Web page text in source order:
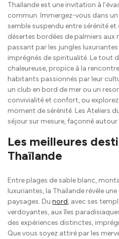
Thaïlande est une invitation à
commun. Immergez-vous dans
semble suspendu entre sérénité
désertes bordées de palmiers
passant par les jungles
imprégnés de spiritualité. Le tout
chaleureuse, propice à la
habitants passionnés par leur
un club en bord de mer ou un
convivialité et confort, ou
moment de sérénité. Les Ateliers
séjour sur mesure, façonné autour
Les meilleures
Thaïlande
Entre plages de sable blanc,
luxuriantes, la Thaïlande révèle
paysages. Du nord, avec ses
verdoyantes, aux îles
des expériences distinctes,
Que vous soyez attiré par les